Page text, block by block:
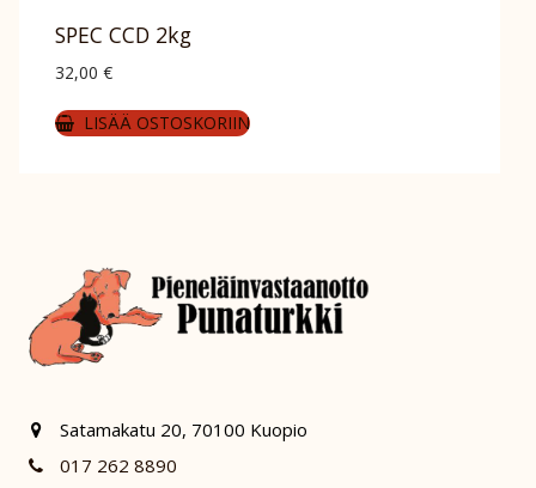
SPEC CCD 2kg
32,00 €
LISÄÄ OSTOSKORIIN
Satamakatu 20, 70100 Kuopio
017 262 8890